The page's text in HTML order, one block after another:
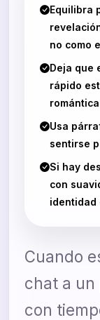
Equilibra
no como
Deja que
rápido
Usa
sentirse
Si hay
con
identidad
Cuando
chat a un
con